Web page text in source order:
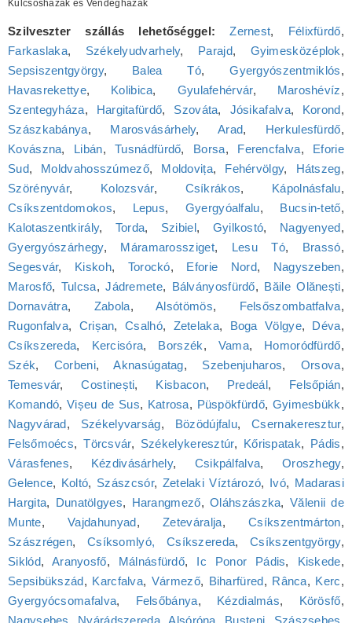
Kulcsosházak és Vendégházak
Szilveszter szállás lehetőséggel: Zernest, Félixfürdő,
Farkaslaka, Székelyudvarhely, Parajd, Gyimesközéplok,
Sepsiszentgyörgy, Balea Tó,Gyergyószentmiklós,
Havasrekettye, Kolibica, Gyulafehérvár, Maroshévíz,
Szentegyháza, Hargitafürdő, Szováta, Jósikafalva, Korond,
Szászkabánya, Marosvásárhely, Arad, Herkulesfürdő,
Kovászna, Libán,Tusnádfürdő, Borsa, Ferencfalva, Eforie
Sud, Moldvahosszúmező, Moldovița, Fehérvölgy, Hátszeg,
Szörényvár, Kolozsvár, Csíkrákos, Kápolnásfalu,
Csíkszentdomokos, Lepus, Gyergyóalfalu, Bucsin-tető,
Kalotaszentkirály, Torda, Szibiel, Gyilkostó, Nagyenyed,
Gyergyószárhegy, Máramarossziget, Lesu Tó, Brassó,
Segesvár, Kiskoh, Torockó, Eforie Nord, Nagyszeben,
Marosfő, Tulcsa,Jádremete, Bálványosfürdő, Băile Olănești,
Dornavátra, Zabola,Alsótömös, Felsőszombatfalva,
Rugonfalva, Crișan,Csalhó, Zetelaka, Boga Völgye, Déva,
Csíkszereda, Kercisóra, Borszék, Vama, Homoródfürdő,
Szék, Corbeni,Aknasúgatag, Szebenjuharos, Orsova,
Temesvár,Costinești, Kisbacon, Predeál, Felsőpián,
Komandó, Vișeu de Sus, Katrosa, Püspökfürdő, Gyimesbükk,
Nagyvárad, Székelyvarság, Bözödújfalu,Csernakeresztur,
Felsőmoécs,Törcsvár, Székelykeresztúr, Kőrispatak, Pádis,
Várasfenes, Kézdivásárhely, Csikpálfalva, Oroszhegy,
Gelence, Koltó, Szászcsór, Zetelaki Víztározó, Ivó, Madarasi
Hargita, Dunatölgyes, Harangmező,Oláhszászka, Vălenii de
Munte,Vajdahunyad,Zeteváralja,Csíkszentmárton,
Szászrégen, Csíksomlyó, Csíkszereda,Csíkszentgyörgy,
Siklód, Aranyosfő, Málnásfürdő, Ic Ponor Pádis, Kiskede,
Sepsibükszád, Karcfalva, Vármező, Biharfüred, Rânca, Kerc,
Gyergyócsomafalva, Felsőbánya, Kézdialmás, Körösfő,
Nagysebes, Nyárádszereda,Alsóróna, Bușteni, Szászsebes,